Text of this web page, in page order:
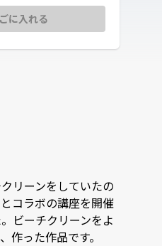
に入れる
リーンをしていたの
コラボの講座を開催
ビーチクリーンをよ
作った作品です。